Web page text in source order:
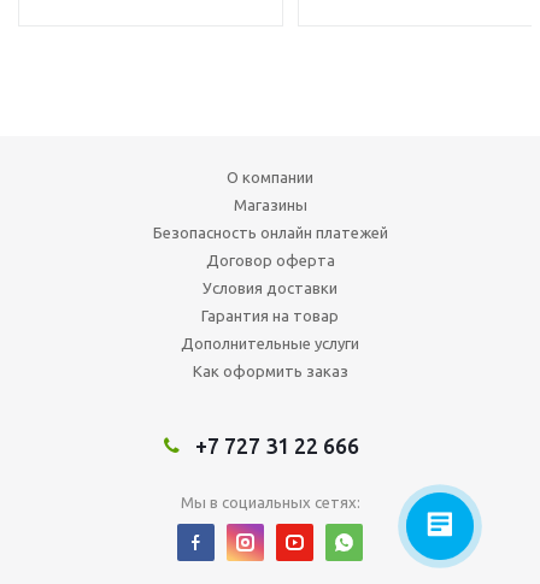
О компании
Магазины
Безопасность онлайн платежей
Договор оферта
Условия доставки
Гарантия на товар
Дополнительные услуги
Как оформить заказ
+7 727 31 22 666
Мы в социальных сетях: